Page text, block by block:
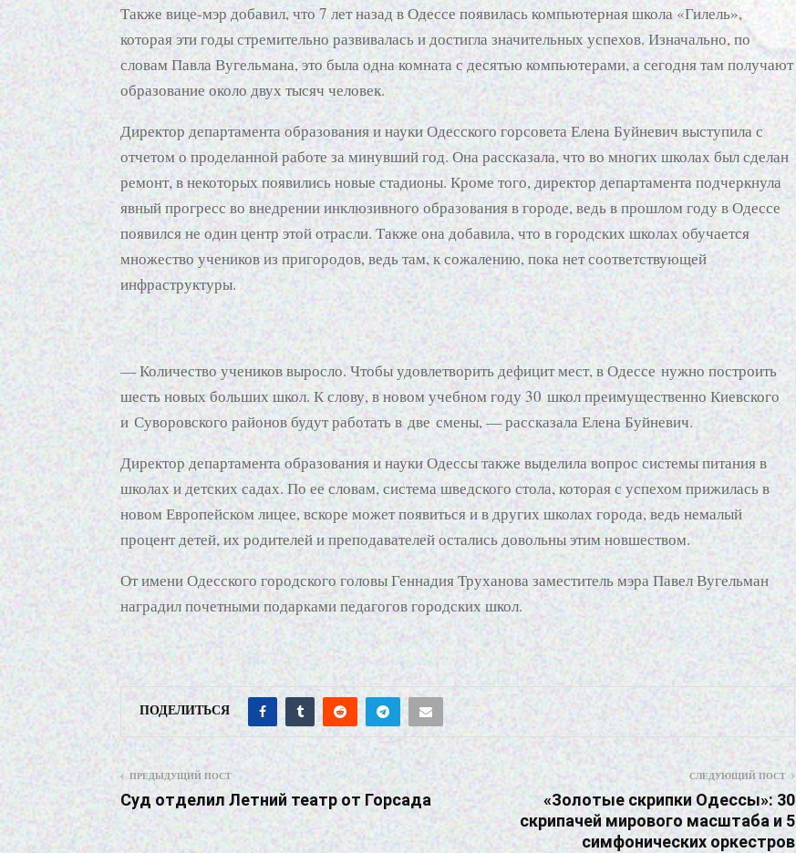
Также вице-мэр добавил, что 7 лет назад в Одессе появилась компьютерная школа «Гилель»,
которая эти годы стремительно развивалась и достигла значительных успехов. Изначально, по
словам Павла Вугельмана, это была одна комната с десятью компьютерами, а сегодня там получают
образование около двух тысяч человек.
Директор департамента образования и науки Одесского горсовета Елена Буйневич выступила с
отчетом о проделанной работе за минувший год. Она рассказала, что во многих школах был сделан
ремонт, в некоторых появились новые стадионы. Кроме того, директор департамента подчеркнула
явный прогресс во внедрении инклюзивного образования в городе, ведь в прошлом году в Одессе
появился не один центр этой отрасли. Также она добавила, что в городских школах обучается
множество учеников из пригородов, ведь там, к сожалению, пока нет соответствующей
инфраструктуры.
— Количество учеников выросло. Чтобы удовлетворить дефицит мест, в Одессе нужно построить
шесть новых больших школ. К слову, в новом учебном году 30 школ преимущественно Киевского
и Суворовского районов будут работать в две смены, — рассказала Елена Буйневич.
Директор департамента образования и науки Одессы также выделила вопрос системы питания в
школах и детских садах. По ее словам, система шведского стола, которая с успехом прижилась в
новом Европейском лицее, вскоре может появиться и в других школах города, ведь немалый
процент детей, их родителей и преподавателей остались довольны этим новшеством.
От имени Одесского городского головы Геннадия Труханова заместитель мэра Павел Вугельман
наградил почетными подарками педагогов городских школ.
ПОДЕЛИТЬСЯ
ПРЕДЫДУЩИЙ ПОСТ
Суд отделил Летний театр от Горсада
СЛЕДУЮЩИЙ ПОСТ
«Золотые скрипки Одессы»: 30
скрипачей мирового масштаба и 5
симфонических оркестров